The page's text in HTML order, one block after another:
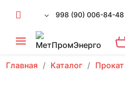
998 (90) 006-84-48
Главная Каталог